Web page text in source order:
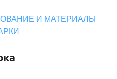
И МАТЕРИАЛЫ